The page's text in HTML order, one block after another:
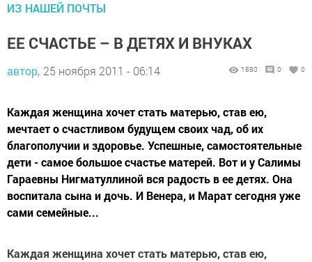
ИЗ НАШЕЙ ПОЧТЫ
ЕЕ СЧАСТЬЕ – В ДЕТЯХ И ВНУКАХ
автор, 25 ноября 2011 - 06:14 1880 0 0
Каждая женщина хочет стать матерью, став ею,
мечтает о счастливом будущем своих чад, об их
благополучии и здоровье. Успешные, самостоятельные
дети - самое большое счастье матерей. Вот и у Салимы
Гараевны Нигматуллиной вся радость в ее детях. Она
воспитала сына и дочь. И Венера, и Марат сегодня уже
сами семейные...
Каждая женщина хочет стать матерью, став ею,